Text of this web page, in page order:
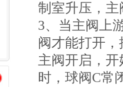
制室升压，主
3、当主阀上
阀才能打开
主阀开启，
时，球阀C常